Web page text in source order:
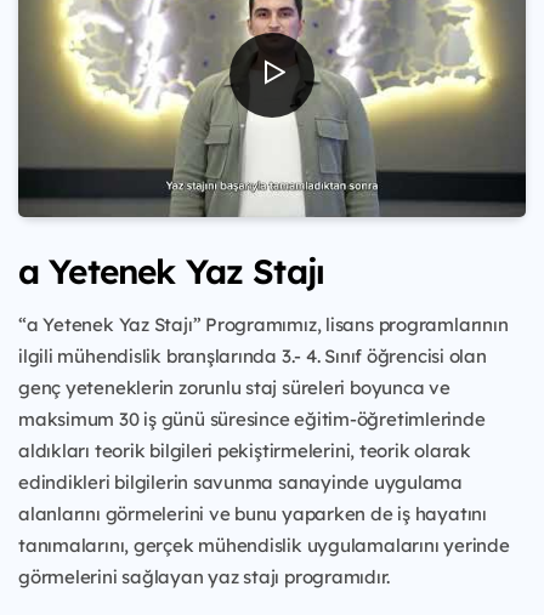
a Yetenek Yaz Stajı
“a Yetenek Yaz Stajı” Programımız, lisans programlarının
ilgili mühendislik branşlarında 3.- 4. Sınıf öğrencisi olan
genç yeteneklerin zorunlu staj süreleri boyunca ve
maksimum 30 iş günü süresince eğitim-öğretimlerinde
aldıkları teorik bilgileri pekiştirmelerini, teorik olarak
edindikleri bilgilerin savunma sanayinde uygulama
alanlarını görmelerini ve bunu yaparken de iş hayatını
tanımalarını, gerçek mühendislik uygulamalarını yerinde
görmelerini sağlayan yaz stajı programıdır.